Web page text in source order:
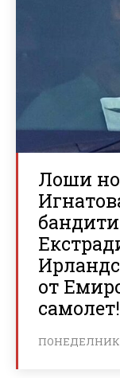
Лоши
от
самолет!
ПОНЕДЕЛНИК,